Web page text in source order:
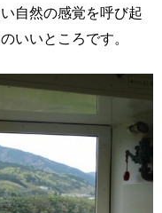
自然の感覚を呼び起
いいところです。